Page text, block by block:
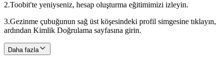
2.Toobit'te yeniyseniz, hesap oluşturma eğitimimizi izleyin.
3.Gezinme çubuğunun sağ üst köşesindeki profil simgesine tıklayın,
ardından Kimlik Doğrulama sayfasına girin.
Daha fazla